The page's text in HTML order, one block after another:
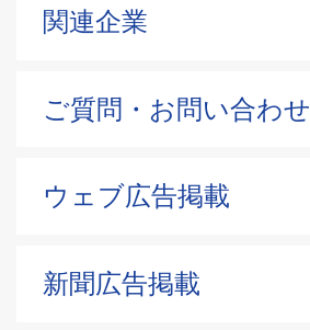
関連企業
ご質問・お問い合わせ
ウェブ広告掲載
新聞広告掲載